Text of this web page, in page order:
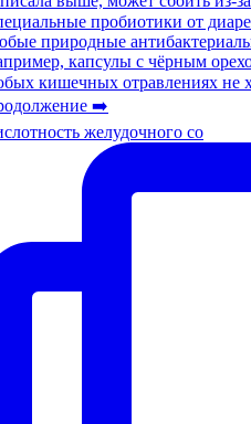
желудочного со